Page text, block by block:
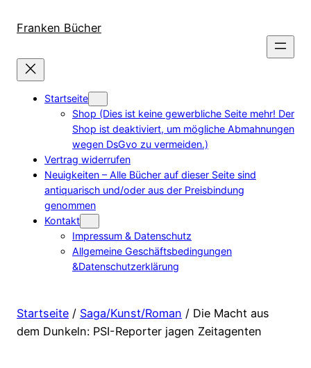
zum
wechseln
Franken Bücher
Startseite
Shop (Dies ist keine gewerbliche Seite mehr! Der
Shop ist deaktiviert, um mögliche Abmahnungen
wegen DsGvo zu vermeiden.)
Vertrag widerrufen
Neuigkeiten – Alle Bücher auf dieser Seite sind
antiquarisch und/oder aus der Preisbindung
genommen
Kontakt
Impressum & Datenschutz
Allgemeine Geschäftsbedingungen
&Datenschutzerklärung
Startseite / Saga/Kunst/Roman / Die Macht aus
dem Dunkeln: PSI-Reporter jagen Zeitagenten